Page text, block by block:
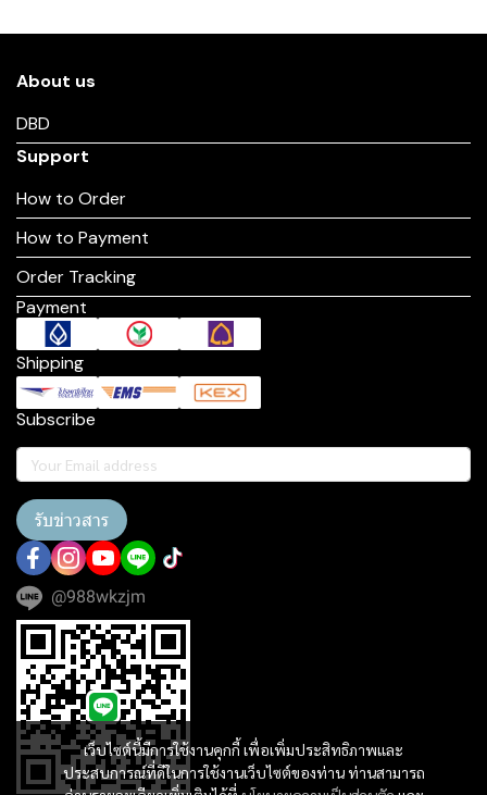
เว็บไซต์นี้มีการใช้งานคุกกี้ เพื่อเพิ่มประสิทธิภาพและ
ประสบการณ์ที่ดีในการใช้งานเว็บไซต์ของท่าน ท่านสามารถ
About us
DBD
Support
How to Order
How to Payment
Order Tracking
Payment
Shipping
Subscribe
รับข่าวสาร
@988wkzjm